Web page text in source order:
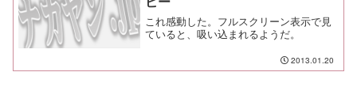
これ感動した。フルスクリーン表示で見
ていると、吸い込まれるようだ。
2013.01.20